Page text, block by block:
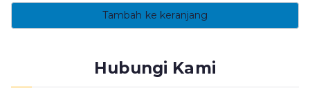
Tambah ke keranjang
Hubungi Kami